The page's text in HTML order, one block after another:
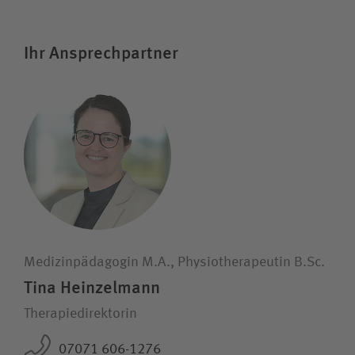
Ihr Ansprechpartner
Medizinpädagogin M.A., Physiotherapeutin B.Sc.
Tina Heinzelmann
Therapiedirektorin
07071 606-1276